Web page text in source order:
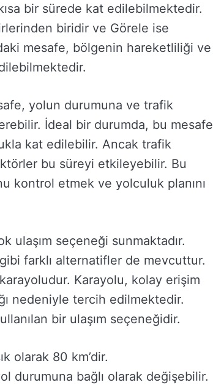
bir sürede kat edilebilmektedir.
biridir ve Görele ise
mesafe, bölgenin hareketliliği ve
yolun durumuna ve trafik
İdeal bir durumda, bu mesafe
kat edilebilir. Ancak trafik
bu süreyi etkileyebilir. Bu
kontrol etmek ve yolculuk planını
ulaşım seçeneği sunmaktadır.
farklı alternatifler de mevcuttur.
Karayolu, kolay erişim
nedeniyle tercih edilmektedir.
bir ulaşım seçeneğidir.
olarak 80 km’dir.
durumuna bağlı olarak değişebilir.